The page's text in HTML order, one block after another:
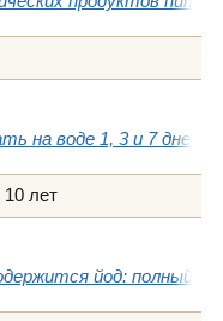
на воде 1, 3 и 7 дней
лет
йод: полный